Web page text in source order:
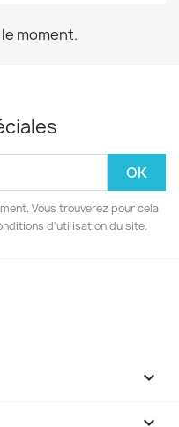
moment.
Vous trouverez pour cela
d'utilisation du site.

